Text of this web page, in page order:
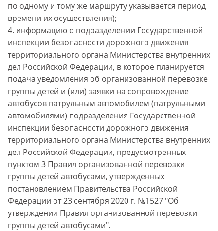
по одному и тому же маршруту указывается период
времени их осуществления);
4. информацию о подразделении Государственной
инспекции безопасности дорожного движения
территориального органа Министерства внутренних
дел Российской Федерации, в которое планируется
подача уведомления об организованной перевозке
группы детей и (или) заявки на сопровождение
автобусов патрульным автомобилем (патрульными
автомобилями) подразделения Государственной
инспекции безопасности дорожного движения
территориального органа Министерства внутренних
дел Российской Федерации, предусмотренных
пунктом 3 Правил организованной перевозки
группы детей автобусами, утвержденных
постановлением Правительства Российской
Федерации от 23 сентября 2020 г. №1527 "Об
утверждении Правил организованной перевозки
группы детей автобусами".